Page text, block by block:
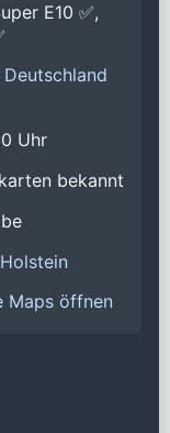
E10 ✅,
Uhr
bekannt
Maps öffnen